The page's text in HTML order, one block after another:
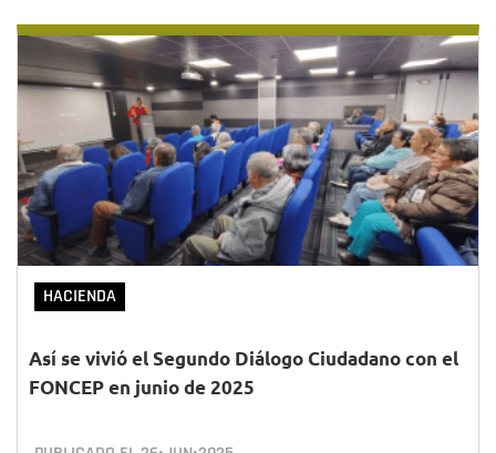
HACIENDA
Así se vivió el Segundo Diálogo Ciudadano con el
FONCEP en junio de 2025